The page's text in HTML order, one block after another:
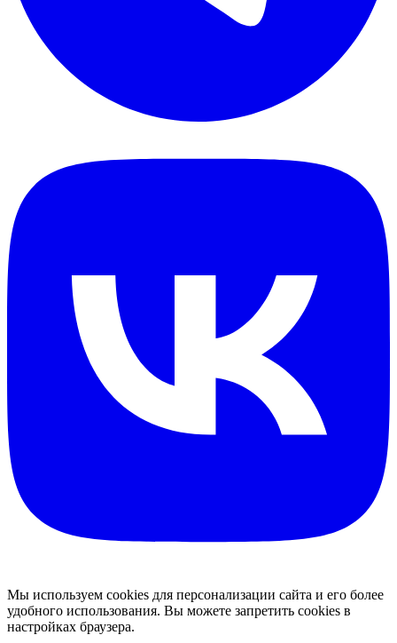
Мы используем cookies для персонализации сайта и его более
удобного использования. Вы можете запретить cookies в
настройках браузера.